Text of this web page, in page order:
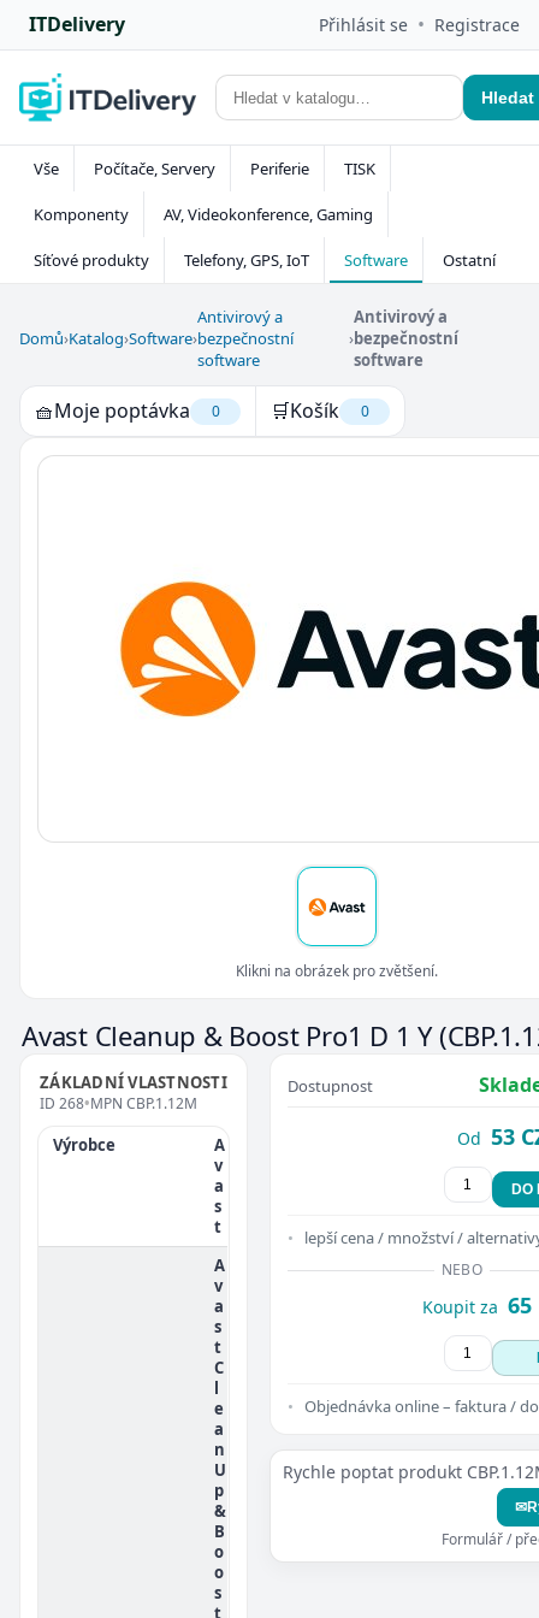
ITDelivery Přihlásit se • Registrace
Hledat
Vše Počítače, Servery Periferie TISK
Komponenty AV, Videokonference, Gaming
Síťové produkty Telefony, GPS, IoT Software Ostatní
Domů›Katalog›Software›
Antivirový a
bezpečnostní
software
›
Antivirový a
bezpečnostní
software
🧺Moje poptávka 0 🛒Košík 0
Klikni na obrázek pro zvětšení.
Avast Cleanup & Boost Pro1 D 1 Y
ZÁKLADNÍ VLASTNOSTI
ID 268•MPN CBP.1.12M
Výrobce
A
v
a
s
t
A
v
a
s
t
C
l
e
a
n
U
p
&
B
o
o
s
t
Dostupnost
Od 53
DO
lepší cena / množství /
NEBO
Koupit za 65
Objednávka online – faktura /
Rychle poptat produkt
✉
Formulář /